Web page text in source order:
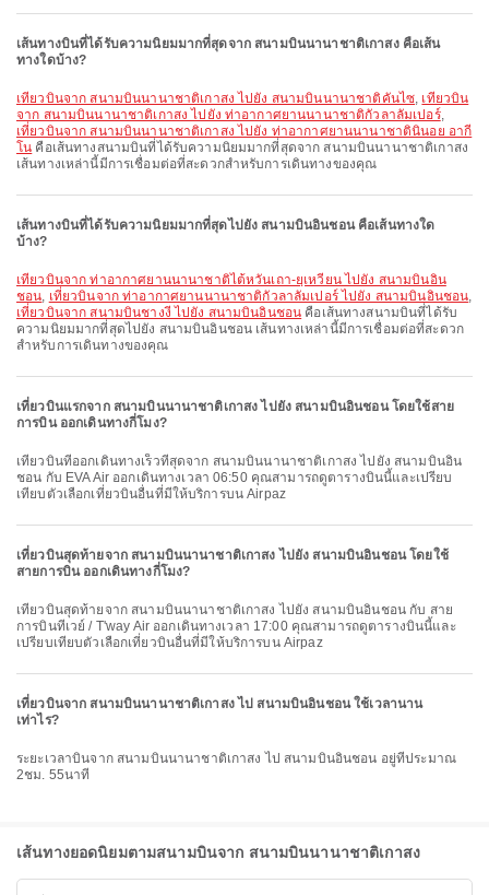
เส้นทางบินที่ได้รับความนิยมมากที่สุดจาก สนามบินนานาชาติเกาสง คือเส้น
ทางใดบ้าง?
เที่ยวบินจาก สนามบินนานาชาติเกาสง ไปยัง สนามบินนานาชาติคันไซ, เที่ยวบิน
จาก สนามบินนานาชาติเกาสง ไปยัง ท่าอากาศยานนานาชาติกัวลาลัมเปอร์,
เที่ยวบินจาก สนามบินนานาชาติเกาสง ไปยัง ท่าอากาศยานนานาชาตินินอย อากี
โน คือเส้นทางสนามบินที่ได้รับความนิยมมากที่สุดจาก สนามบินนานาชาติเกาสง
เส้นทางเหล่านี้มีการเชื่อมต่อที่สะดวกสำหรับการเดินทางของคุณ
เส้นทางบินที่ได้รับความนิยมมากที่สุดไปยัง สนามบินอินชอน คือเส้นทางใด
บ้าง?
เที่ยวบินจาก ท่าอากาศยานนานาชาติไต้หวันเถา-ยฺเหวียน ไปยัง สนามบินอิน
ชอน, เที่ยวบินจาก ท่าอากาศยานนานาชาติกัวลาลัมเปอร์ ไปยัง สนามบินอินชอน,
เที่ยวบินจาก สนามบินชางงี ไปยัง สนามบินอินชอน คือเส้นทางสนามบินที่ได้รับ
ความนิยมมากที่สุดไปยัง สนามบินอินชอน เส้นทางเหล่านี้มีการเชื่อมต่อที่สะดวก
สำหรับการเดินทางของคุณ
เที่ยวบินแรกจาก สนามบินนานาชาติเกาสง ไปยัง สนามบินอินชอน โดยใช้สาย
การบิน ออกเดินทางกี่โมง?
เที่ยวบินที่ออกเดินทางเร็วที่สุดจาก สนามบินนานาชาติเกาสง ไปยัง สนามบินอิน
ชอน กับ EVA Air ออกเดินทางเวลา 06:50 คุณสามารถดูตารางบินนี้และเปรียบ
เทียบตัวเลือกเที่ยวบินอื่นที่มีให้บริการบน Airpaz
เที่ยวบินสุดท้ายจาก สนามบินนานาชาติเกาสง ไปยัง สนามบินอินชอน โดยใช้
สายการบิน ออกเดินทางกี่โมง?
เที่ยวบินสุดท้ายจาก สนามบินนานาชาติเกาสง ไปยัง สนามบินอินชอน กับ สาย
การบินทีเวย์ / T'way Air ออกเดินทางเวลา 17:00 คุณสามารถดูตารางบินนี้และ
เปรียบเทียบตัวเลือกเที่ยวบินอื่นที่มีให้บริการบน Airpaz
เที่ยวบินจาก สนามบินนานาชาติเกาสง ไป สนามบินอินชอน ใช้เวลานาน
เท่าไร?
ระยะเวลาบินจาก สนามบินนานาชาติเกาสง ไป สนามบินอินชอน อยู่ที่ประมาณ
2ชม. 55นาที
เส้นทางยอดนิยมตามสนามบินจาก สนามบินนานาชาติเกาสง